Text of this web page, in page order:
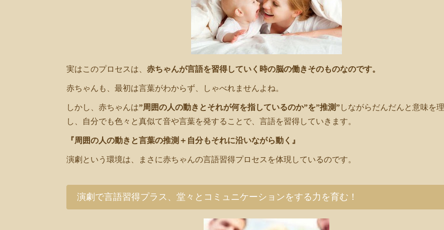
実はこのプロセスは、 赤ちゃんが言語を習得していく時の脳の働きそのものなのです。
赤ちゃんも、最初は言葉がわからず、しゃべれませんよね。
しかし、赤ちゃんは”周囲の人の動きとそれが何を指しているのか”を”推測”しながらだんだんと意味を
し、自分でも色々と真似て音や言葉を発することで、言語を習得していきます。
『周囲の人の動きと言葉の推測＋自分もそれに沿いながら動く』
演劇という環境は、まさに赤ちゃんの言語習得プロセスを体現しているのです。
演劇で言語習得プラス、堂々とコミュニケーションをする力を育む！